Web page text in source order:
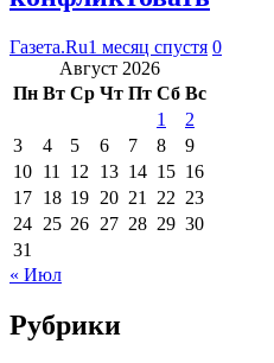
Газета.Ru1 месяц спустя 0
Август 2026
Пн Вт Ср Чт Пт Сб Вс
1
2
3
4 5 6 7 8
9
10 11 12 13 14 15 16
17 18 19 20 21 22 23
24 25 26 27 28 29 30
31
« Июл
Рубрики